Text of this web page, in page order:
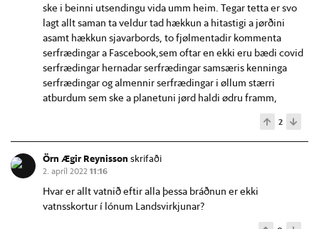
ske i beinni utsendingu vida umm heim. Tegar tetta er svo
lagt allt saman ta veldur tad hækkun a hitastigi a jørðini
asamt hækkun sjavarbords, to fjølmentadir kommenta
serfrædingar a Fascebook,sem oftar en ekki eru bædi covid
serfrædingar hernadar serfrædingar samsæris kenninga
serfrædingar og almennir serfrædingar i øllum stærri
atburdum sem ske a planetuni jørd haldi ødru framm,
2
Örn Ægir Reynisson skrifaði
2. apríl 2022 11:16
Hvar er allt vatnið eftir alla þessa bráðnun er ekki
vatnsskortur í lónum Landsvirkjunar?